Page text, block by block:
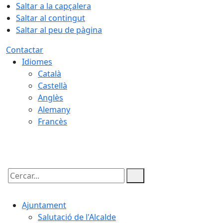
Saltar a la capçalera
Saltar al contingut
Saltar al peu de pàgina
Contactar
Idiomes
Català
Castellà
Anglès
Alemany
Francès
Cercar:
Ajuntament
Salutació de l'Alcalde